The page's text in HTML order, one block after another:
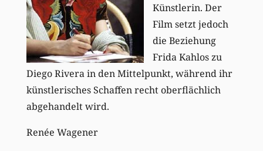
Künstlerin. Der
Film setzt jedoch
die Beziehung
Frida Kahlos zu
Diego Rivera in den Mittelpunkt, während ihr
künstlerisches Schaffen recht oberflächlich
abgehandelt wird.
Renée Wagener